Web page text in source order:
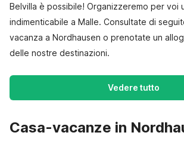
Belvilla è possibile! Organizzeremo per voi
indimenticabile a Malle. Consultate di
vacanza a Nordhausen o prenotate un
delle nostre destinazioni.
Vedere tutto
Casa-vacanze in